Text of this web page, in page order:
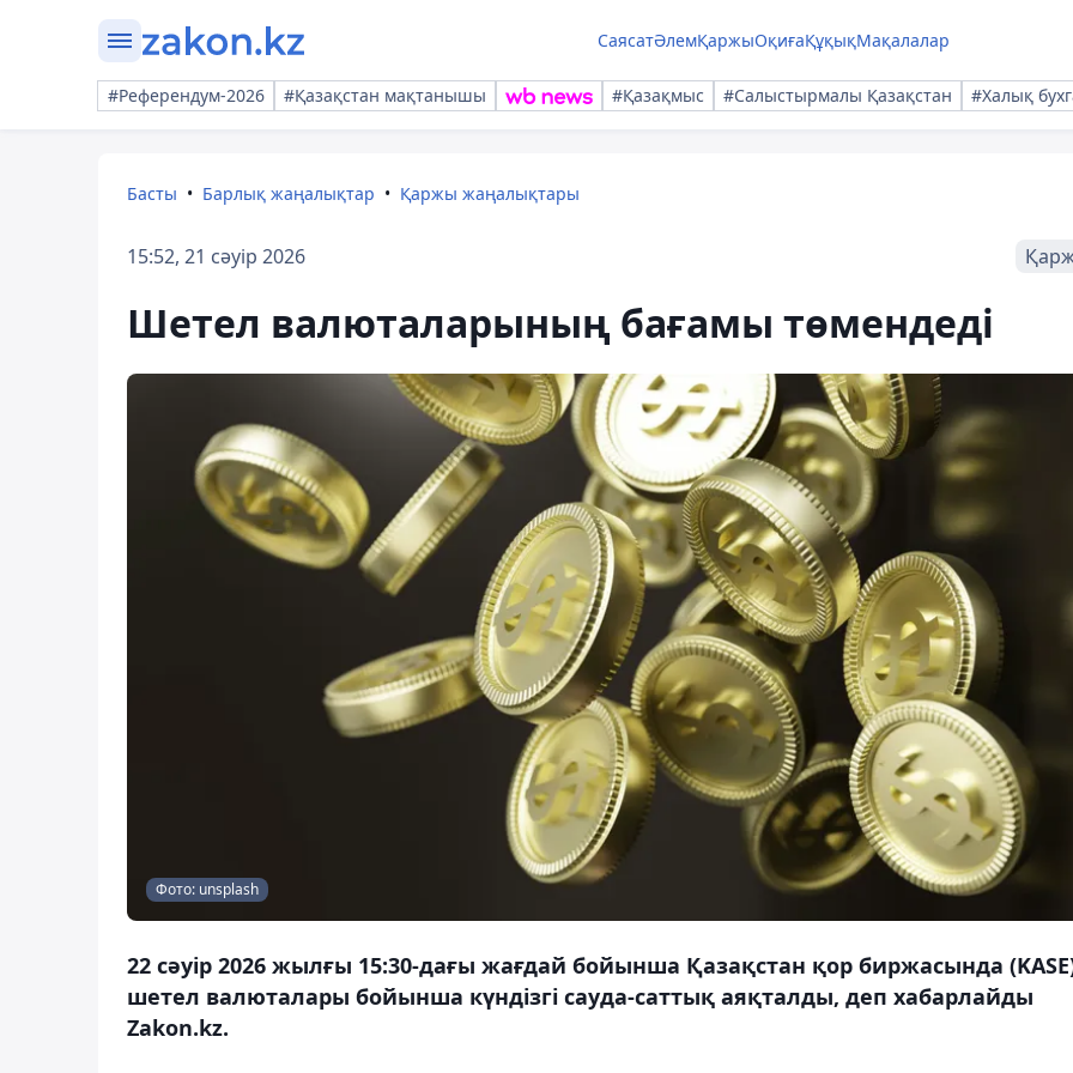
СаясатӘлемҚаржыОқиғаҚұқықМақалалар
#Референдум-2026 #Қазақстан мақтанышы #Қазақмыс #Салыстырмалы Қазақстан #Халық
Басты Барлық жаңалықтар Қаржы жаңалықтары
15:52, 21 сәуір 2026
Шетел валюталарының бағамы төмендеді
Фото: unsplash
22 сәуір 2026 жылғы 15:30-дағы жағдай бойынша Қазақстан қор биржасында
шетел валюталары бойынша күндізгі сауда-саттық аяқталды, деп хабарлайды
Zakon.kz.